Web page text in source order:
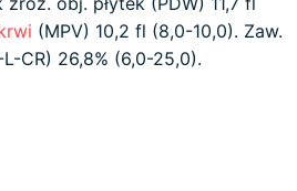
(MPV) 10,2 fl (8,0-10,0). Zaw.
CR) 26,8% (6,0-25,0).